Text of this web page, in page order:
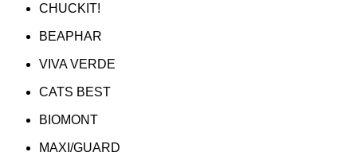
CHUCKIT!
BEAPHAR
VIVA VERDE
CATS BEST
BIOMONT
MAXI/GUARD